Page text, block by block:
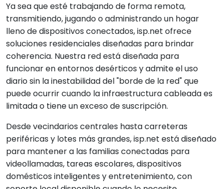
Ya sea que esté trabajando de forma remota,
transmitiendo, jugando o administrando un hogar
lleno de dispositivos conectados, isp.net ofrece
soluciones residenciales diseñadas para brindar
coherencia. Nuestra red está diseñada para
funcionar en entornos desérticos y admite el uso
diario sin la inestabilidad del "borde de la red" que
puede ocurrir cuando la infraestructura cableada es
limitada o tiene un exceso de suscripción.
Desde vecindarios centrales hasta carreteras
periféricas y lotes más grandes, isp.net está diseñado
para mantener a las familias conectadas para
videollamadas, tareas escolares, dispositivos
domésticos inteligentes y entretenimiento, con